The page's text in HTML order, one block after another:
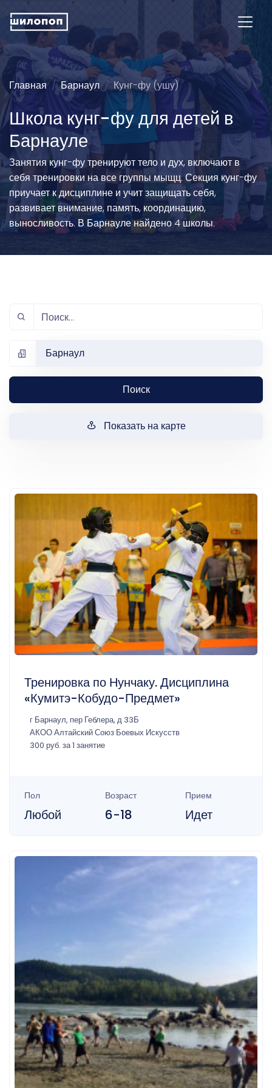
Главная Барнаул Кунг-фу (ушу)
Школа кунг-фу для детей в
Барнауле
Занятия кунг-фу тренируют тело и дух, включают в
себя тренировки на все группы мыщц. Секция кунг-фу
приучает к дисциплине и учит защищать себя,
развивает внимание, память, координацию,
выносливость. В Барнауле найдено 4 школы.
Барнаул
Поиск
Показать на карте
Тренировка по Нунчаку. Дисциплина
«Кумитэ-Кобудо-Предмет»
г Барнаул, пер Геблера, д 33Б
АКОО Алтайский Союз Боевых Искусств
300 руб. за 1 занятие
Пол
Любой
Возраст
6-18
Прием
Идет